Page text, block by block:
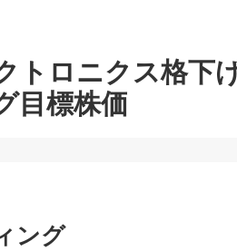
トロニクス格下
目標株価
ング